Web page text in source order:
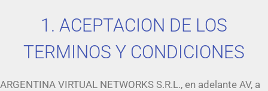
1. ACEPTACION DE LOS
TERMINOS Y CONDICIONES
ARGENTINA VIRTUAL NETWORKS S.R.L., en adelante AV, a